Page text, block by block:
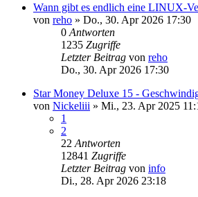
Wann gibt es endlich eine LINUX-
von reho » Do., 30. Apr 2026 17:30
0 Antworten
1235 Zugriffe
Letzter Beitrag von reho
Do., 30. Apr 2026 17:30
Star Money Deluxe 15 -
von Nickeliii » Mi., 23. Apr 2025
1
2
22 Antworten
12841 Zugriffe
Letzter Beitrag von info
Di., 28. Apr 2026 23:18